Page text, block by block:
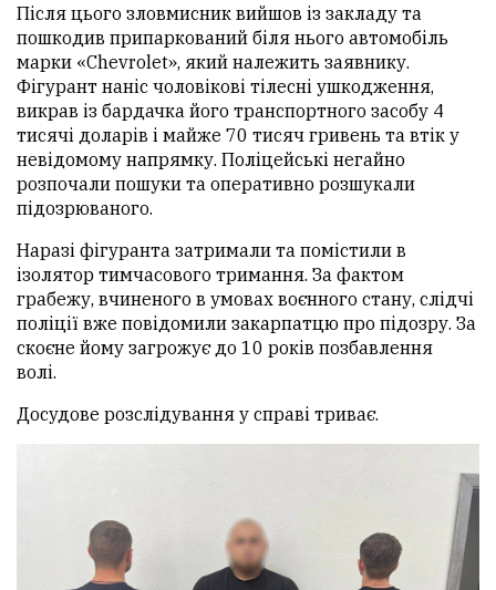
Після цього зловмисник вийшов із закладу та
пошкодив припаркований біля нього автомобіль
марки «Chevrolet», який належить заявнику.
Фігурант наніс чоловікові тілесні ушкодження,
викрав із бардачка його транспортного засобу 4
тисячі доларів і майже 70 тисяч гривень та втік у
невідомому напрямку. Поліцейські негайно
розпочали пошуки та оперативно розшукали
підозрюваного.
Наразі фігуранта затримали та помістили в
ізолятор тимчасового тримання. За фактом
грабежу, вчиненого в умовах воєнного стану, слідчі
поліції вже повідомили закарпатцю про підозру. За
скоєне йому загрожує до 10 років позбавлення
волі.
Досудове розслідування у справі триває.